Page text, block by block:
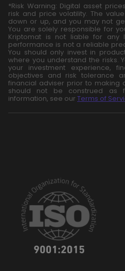
*Risk Warning: Digital asset
risk and price volatility. The
down or up, and you may not
You are solely responsible for
Kriptomat is not liable for any
performance is not a reliable
You should only invest in
where you understand the risks.
your investment experience,
objectives and risk tolerance
financial adviser prior to making
should not be construed as
information, see our Terms of